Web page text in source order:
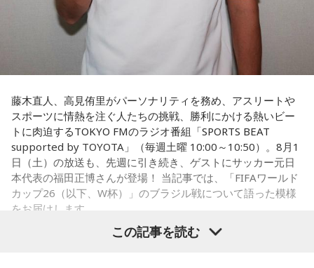
藤木直人、高見侑里がパーソナリティを務め、アスリートや
スポーツに情熱を注ぐ人たちの挑戦、勝利にかける熱いビー
トに肉迫するTOKYO FMのラジオ番組「SPORTS BEAT
supported by TOYOTA」（毎週土曜 10:00～10:50）。8月1
日（土）の放送も、先週に引き続き、ゲストにサッカー元日
本代表の福田正博さんが登場！ 当記事では、「FIFAワールド
カップ26（以下、W杯）」のブラジル戦について語った模様
をお届けします。
この記事を読む